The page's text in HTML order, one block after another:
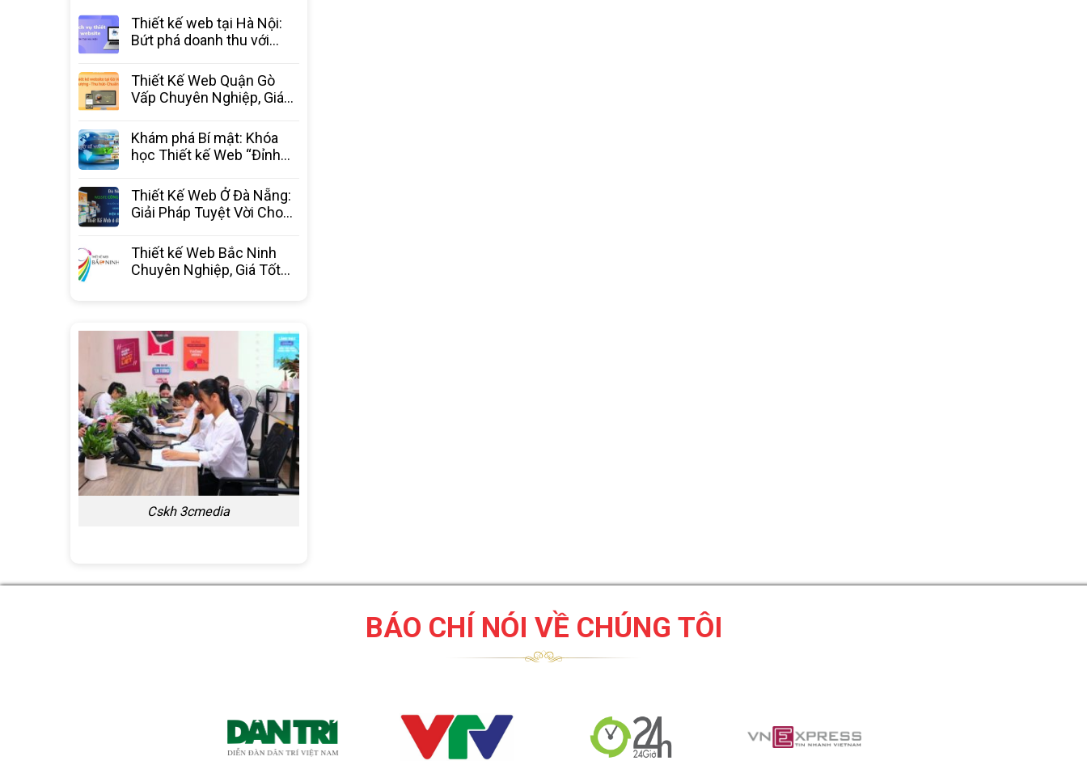
Thiết kế web tại Hà Nội:
Bứt phá doanh thu với
3C Media
Thiết Kế Web Quận Gò
Vấp Chuyên Nghiệp, Giá
Khám phá Bí mật: Khóa
học Thiết kế Web “Đỉnh
nghiệp
Thiết Kế Web Ở Đà Nẵng:
Giải Pháp Tuyệt Vời Cho
Thiết kế Web Bắc Ninh
Chuyên Nghiệp, Giá Tốt
Cskh 3cmedia
BÁO CHÍ NÓI VỀ CHÚNG TÔI